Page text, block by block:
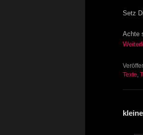
Setz
Achte
Texte,